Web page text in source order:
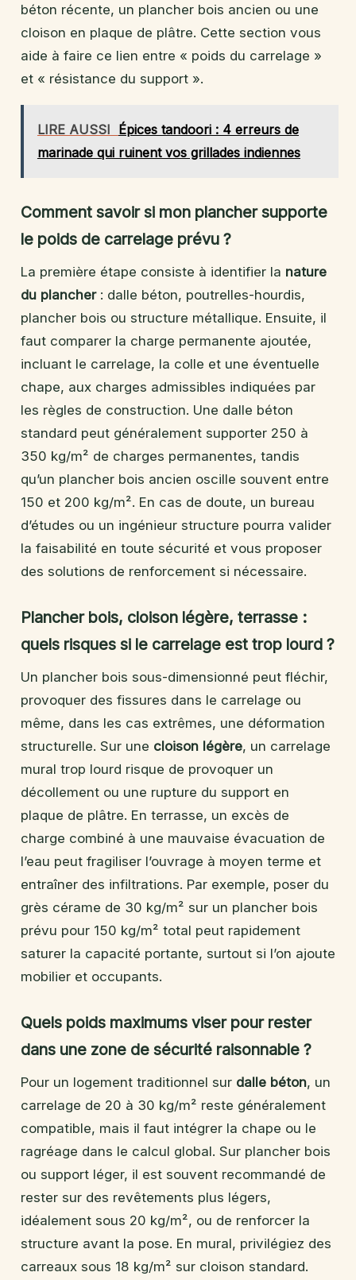
béton récente, un plancher bois ancien ou une
cloison en plaque de plâtre. Cette section vous
aide à faire ce lien entre « poids du carrelage »
et « résistance du support ».
LIRE AUSSI Épices tandoori : 4 erreurs de
marinade qui ruinent vos grillades indiennes
Comment savoir si mon plancher supporte
le poids de carrelage prévu ?
La première étape consiste à identifier la nature
du plancher: dalle béton, poutrelles-hourdis,
plancher bois ou structure métallique. Ensuite, il
faut comparer la charge permanente ajoutée,
incluant le carrelage, la colle et une éventuelle
chape, aux charges admissibles indiquées par
les règles de construction. Une dalle béton
standard peut généralement supporter 250 à
350 kg/m² de charges permanentes, tandis
qu’un plancher bois ancien oscille souvent entre
150 et 200 kg/m². En cas de doute, un bureau
d’études ou un ingénieur structure pourra valider
la faisabilité en toute sécurité et vous proposer
des solutions de renforcement si nécessaire.
Plancher bois, cloison légère, terrasse :
quels risques si le carrelage est trop lourd ?
Un plancher bois sous-dimensionné peut fléchir,
provoquer des fissures dans le carrelage ou
même, dans les cas extrêmes, une déformation
structurelle. Sur une cloison légère, un carrelage
mural trop lourd risque de provoquer un
décollement ou une rupture du support en
plaque de plâtre. En terrasse, un excès de
charge combiné à une mauvaise évacuation de
l’eau peut fragiliser l’ouvrage à moyen terme et
entraîner des infiltrations. Par exemple, poser du
grès cérame de 30 kg/m² sur un plancher bois
prévu pour 150 kg/m² total peut rapidement
saturer la capacité portante, surtout si l’on ajoute
mobilier et occupants.
Quels poids maximums viser pour rester
dans une zone de sécurité raisonnable ?
Pour un logement traditionnel sur dalle béton, un
carrelage de 20 à 30 kg/m² reste généralement
compatible, mais il faut intégrer la chape ou le
ragréage dans le calcul global. Sur plancher bois
ou support léger, il est souvent recommandé de
rester sur des revêtements plus légers,
idéalement sous 20 kg/m², ou de renforcer la
structure avant la pose. En mural, privilégiez des
carreaux sous 18 kg/m² sur cloison standard.